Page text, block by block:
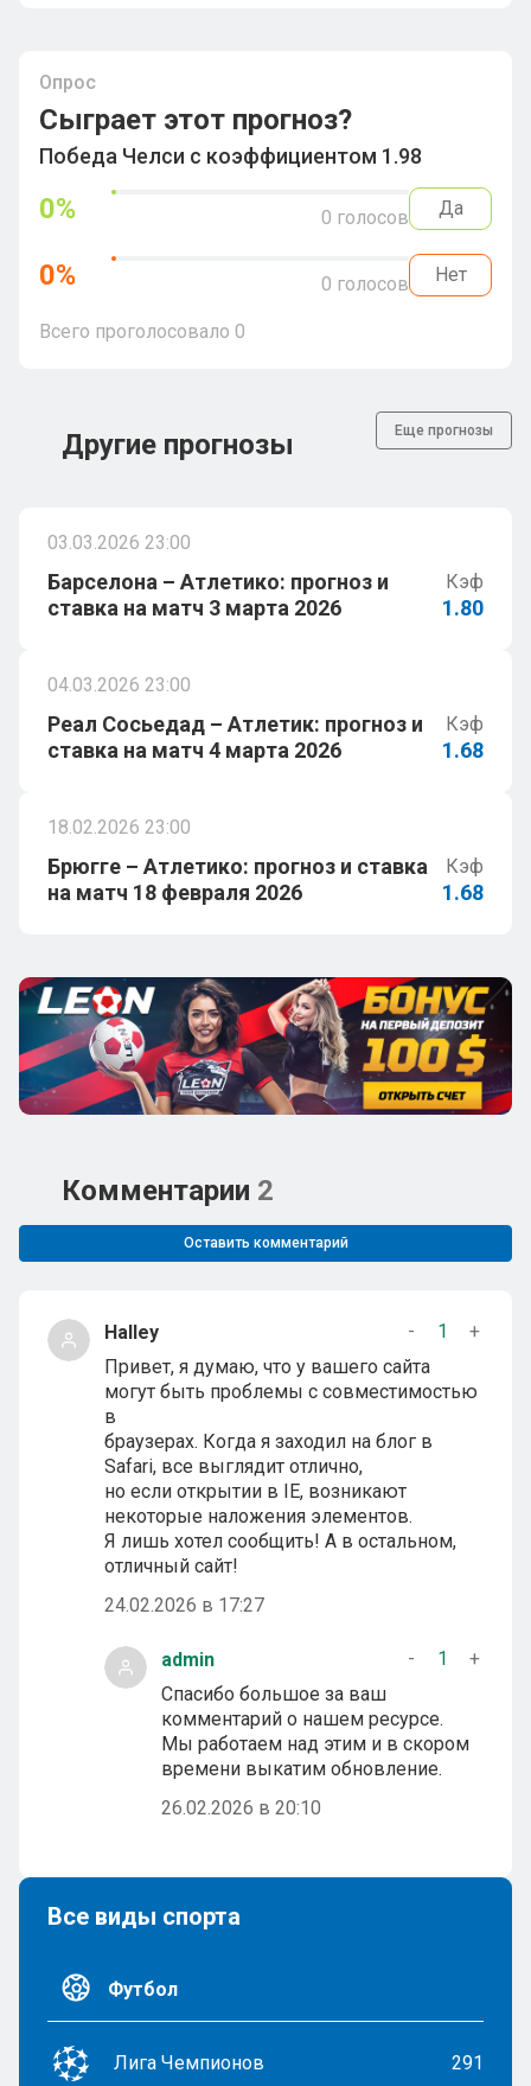
Опрос
Сыграет этот прогноз?
Победа Челси с коэффициентом 1.98
0% 0 голосов Да
0% 0 голосов Нет
Всего проголосовало 0
Другие прогнозы Еще прогнозы
03.03.2026 23:00
Барселона – Атлетико: прогноз и
ставка на матч 3 марта 2026
Кэф
1.80
04.03.2026 23:00
Реал Сосьедад – Атлетик: прогноз и
ставка на матч 4 марта 2026
Кэф
1.68
18.02.2026 23:00
Брюгге – Атлетико: прогноз и ставка
на матч 18 февраля 2026
Кэф
1.68
Комментарии 2
Оставить комментарий
Halley - 1
+
Привет, я думаю, что у вашего сайта
могут быть проблемы с совместимостью
в
браузерах. Когда я заходил на блог в
Safari, все выглядит отлично,
но если открытии в IE, возникают
некоторые наложения элементов.
Я лишь хотел сообщить! А в остальном,
отличный сайт!
24.02.2026 в 17:27
admin - 1
+
Спасибо большое за ваш
комментарий о нашем ресурсе.
Мы работаем над этим и в скором
времени выкатим обновление.
26.02.2026 в 20:10
Все виды спорта
Футбол
Лига Чемпионов 291